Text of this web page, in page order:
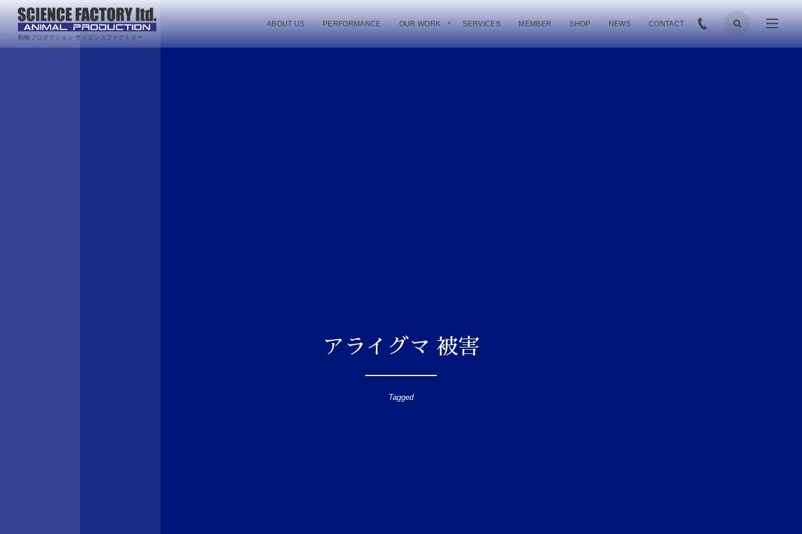
動物プロダクション サイエンスファクトリー
ABOUT US PERFORMANCE OUR WORK SERVICES MEMBER SHOP NEWS CONTACT
アライグマ 被害
Tagged